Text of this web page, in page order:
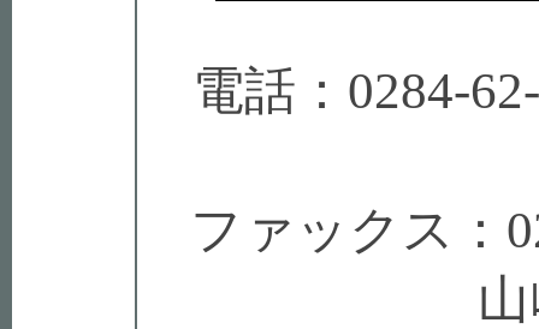
電話：0284-
ファックス：